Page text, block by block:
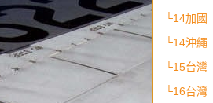
└14加國
└14沖繩
└15台灣
└16台灣